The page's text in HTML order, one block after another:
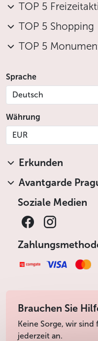
TOP 5
TOP 5 Shopping
TOP 5
Sprache
Deutsch
Währung
EUR
Erkunden
Avantgarde
Soziale Medien
Brauchen Sie
Keine Sorge, wir sind
jederzeit an.